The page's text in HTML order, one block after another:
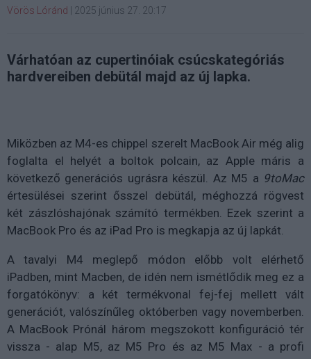
Vörös Lóránd 2025 június 27. 20:17
Várhatóan az cupertinóiak csúcskategóriás
hardvereiben debütál majd az új lapka.
Miközben az M4-es chippel szerelt MacBook Air még alig
foglalta el helyét a boltok polcain, az Apple máris a
következő generációs ugrásra készül. Az M5 a 9toMac
értesülései szerint ősszel debütál, méghozzá rögvest
két zászlóshajónak számító termékben. Ezek szerint a
MacBook Pro és az iPad Pro is megkapja az új lapkát.
A tavalyi M4 meglepő módon előbb volt elérhető
iPadben, mint Macben, de idén nem ismétlődik meg ez a
forgatókönyv: a két termékvonal fej-fej mellett vált
generációt, valószínűleg októberben vagy novemberben.
A MacBook Prónál három megszokott konfiguráció tér
vissza - alap M5, az M5 Pro és az M5 Max - a profi